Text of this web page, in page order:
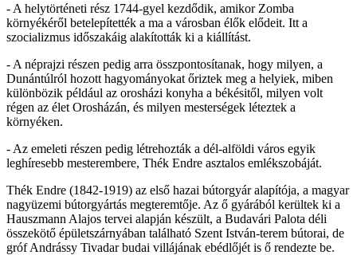
- A helytörténeti rész 1744-gyel kezdődik, amikor Zomba
környékéről betelepítették a ma a városban élők elődeit. Itt a
szocializmus időszakáig alakították ki a kiállítást.
- A néprajzi részen pedig arra összpontosítanak, hogy milyen, a
Dunántúlról hozott hagyományokat őriztek meg a helyiek, miben
különbözik például az orosházi konyha a békésitől, milyen volt
régen az élet Orosházán, és milyen mesterségek léteztek a
környéken.
- Az emeleti részen pedig létrehozták a dél-alföldi város egyik
leghíresebb mesterembere, Thék Endre asztalos emlékszobáját.
Thék Endre (1842-1919) az első hazai bútorgyár alapítója, a magyar
nagyüzemi bútorgyártás megteremtője. Az ő gyárából kerültek ki a
Hauszmann Alajos tervei alapján készült, a Budavári Palota déli
összekötő épületszárnyában található Szent István-terem bútorai, de
gróf Andrássy Tivadar budai villájának ebédlőjét is ő rendezte be.